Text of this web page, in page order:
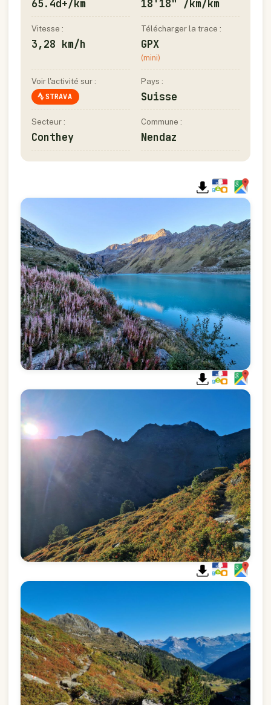
65.4d+/km 18'18" /km/km
Vitesse :
3,28 km/h
Télécharger la trace :
GPX
(mini)
Voir l'activité sur :
STRAVA
Pays :
Suisse
Secteur :
Conthey
Commune :
Nendaz